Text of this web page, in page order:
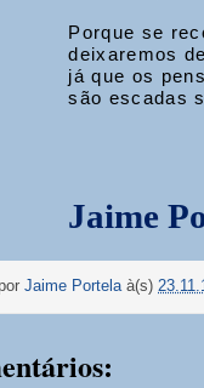
Porque se
deixaremos
já que os
são escadas
Jaime
Jaime Portela à(s)